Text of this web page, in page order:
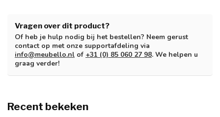
Vragen over dit product?
Of heb je hulp nodig bij het bestellen? Neem gerust
contact op met onze supportafdeling via
info@meubello.nl of +31 (0) 85 060 27 98. We helpen u
graag verder!
Recent bekeken